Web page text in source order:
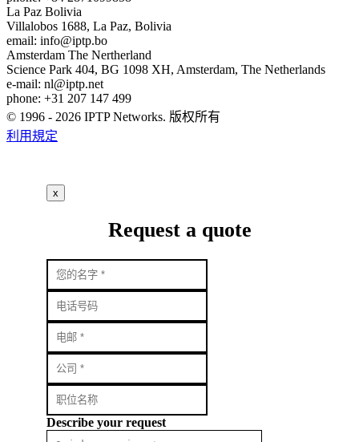
La Paz Bolivia
Villalobos 1688, La Paz, Bolivia
email: info
iptp.bo
Amsterdam The Nertherland
Science Park 404, BG 1098 XH, Amsterdam, The Netherlands
e-mail: nl
iptp.net
phone: +31 207 147 499
© 1996 - 2026 IPTP Networks. 版权所有
利用規定
x
Request a quote
Describe your request